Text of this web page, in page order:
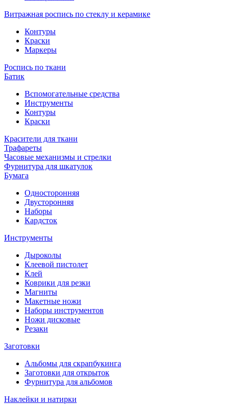
Витражная роспись по стеклу и керамике
Контуры
Краски
Маркеры
Роспись по ткани
Батик
Вспомогательные средства
Инструменты
Контуры
Краски
Красители для ткани
Трафареты
Часовые механизмы и стрелки
Фурнитура для шкатулок
Бумага
Односторонняя
Двусторонняя
Наборы
Кардсток
Инструменты
Дыроколы
Клеевой пистолет
Клей
Коврики для резки
Магниты
Макетные ножи
Наборы инструментов
Ножи дисковые
Резаки
Заготовки
Альбомы для скрапбукинга
Заготовки для открыток
Фурнитура для альбомов
Наклейки и натирки